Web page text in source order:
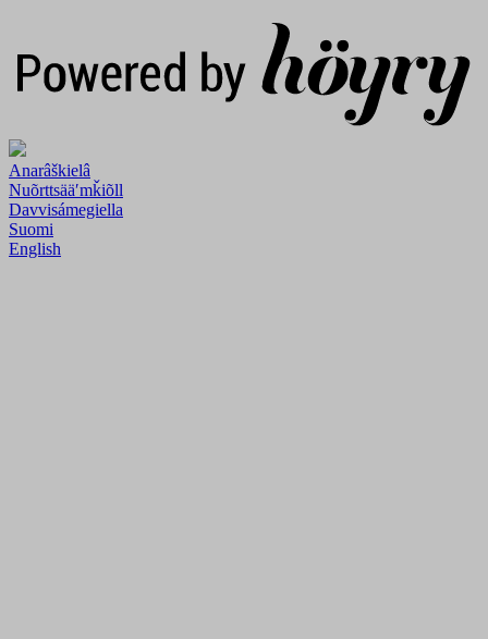
Anarâškielâ
Nuõrttsääʹmǩiõll
Davvisámegiella
Suomi
English